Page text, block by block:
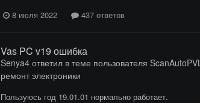
8 июля 2022
437 ответов
Vas PC v19 ошибка
Senya4ответил в теме пользователя ScanAutoPVL
ремонт электроники
Пользуюсь год 19.01.01 нормально работает.